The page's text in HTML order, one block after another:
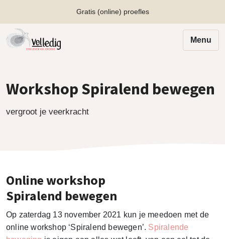
Gratis (online) proefles
Menu
Workshop Spiralend bewegen
vergroot je veerkracht
Online workshop
Spiralend bewegen
Op zaterdag 13 november 2021 kun je meedoen met de
online workshop ‘Spiralend bewegen’. Spiralende